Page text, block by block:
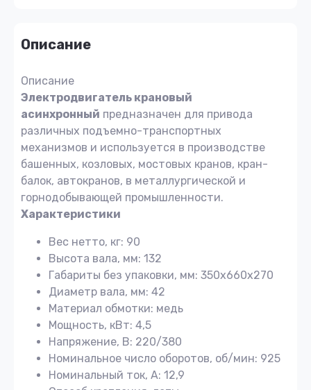
Описание
Описание
Электродвигатель крановый
асинхронный предназначен для привода
различных подъемно-транспортных
механизмов и используется в производстве
башенных, козловых, мостовых кранов, кран-
балок, автокранов, в металлургической и
горнодобывающей промышленности.
Характеристики
Вес нетто, кг: 90
Высота вала, мм: 132
Габариты без упаковки, мм: 350x660x270
Диаметр вала, мм: 42
Материал обмотки: медь
Мощность, кВт: 4,5
Напряжение, В: 220/380
Номинальное число оборотов, об/мин: 925
Номинальный ток, А: 12,9